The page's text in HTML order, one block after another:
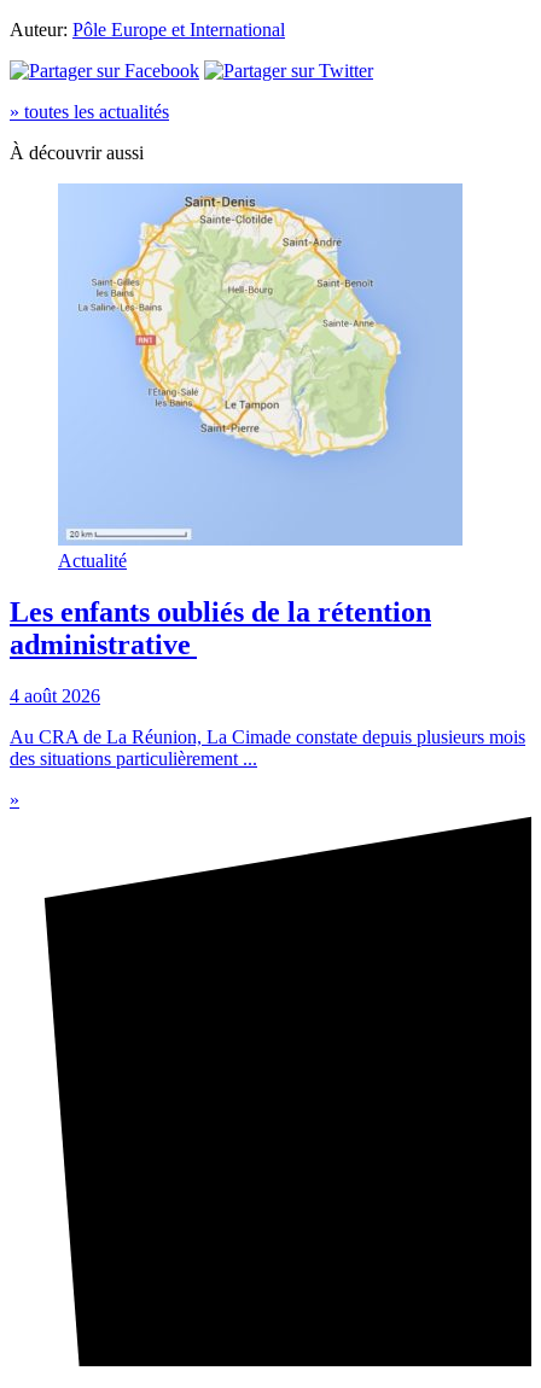
Auteur: Pôle Europe et International
» toutes les actualités
À découvrir aussi
Actualité
Les enfants oubliés de la rétention
administrative
4 août 2026
Au CRA de La Réunion, La Cimade constate depuis plusieurs mois
des situations particulièrement ...
»